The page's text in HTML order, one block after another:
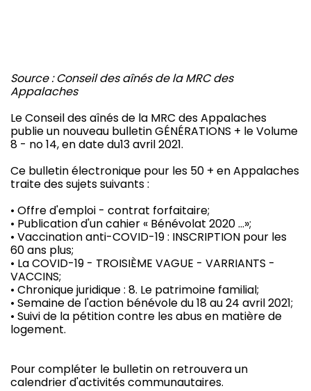
Source : Conseil des aînés de la MRC des
Appalaches
Le Conseil des aînés de la MRC des Appalaches
publie un nouveau bulletin GÉNÉRATIONS + le Volume
8 - no 14, en date du13 avril 2021.
Ce bulletin électronique pour les 50 + en Appalaches
traite des sujets suivants :
• Offre d'emploi - contrat forfaitaire;
• Publication d'un cahier « Bénévolat 2020 …»;
• Vaccination anti-COVID-19 : INSCRIPTION pour les
60 ans plus;
• La COVID-19 - TROISIÈME VAGUE - VARRIANTS -
VACCINS;
• Chronique juridique : 8. Le patrimoine familial;
• Semaine de l'action bénévole du 18 au 24 avril 2021;
• Suivi de la pétition contre les abus en matière de
logement.
Pour compléter le bulletin on retrouvera un
calendrier d'activités communautaires.